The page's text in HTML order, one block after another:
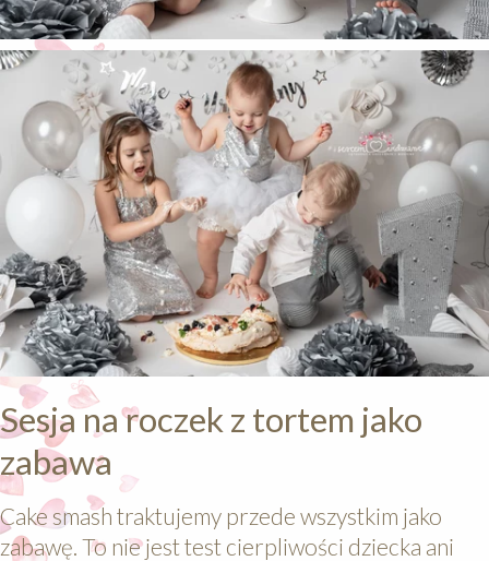
Sesja na roczek z tortem jako
zabawa
Cake smash traktujemy przede wszystkim jako
zabawę. To nie jest test cierpliwości dziecka ani